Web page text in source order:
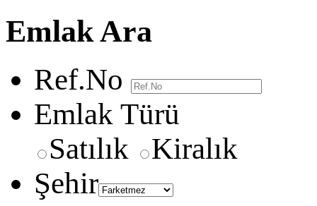
Emlak Ara
Ref.No
Emlak Türü
Satılık
Kiralık
Şehir